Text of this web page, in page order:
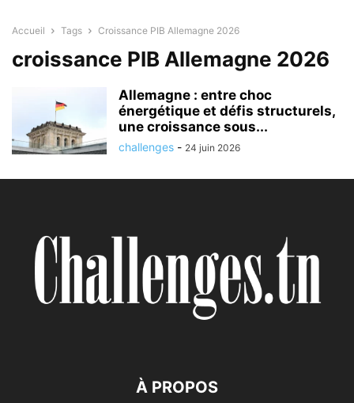
Accueil Tags Croissance PIB Allemagne 2026
croissance PIB Allemagne 2026
Allemagne : entre choc
énergétique et défis structurels,
une croissance sous...
challenges - 24 juin 2026
À PROPOS